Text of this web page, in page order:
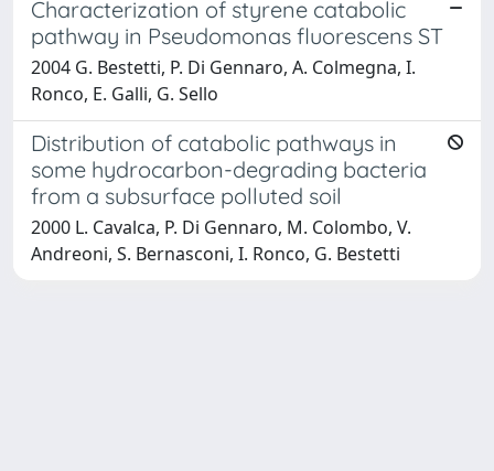
Characterization of styrene catabolic
pathway in Pseudomonas fluorescens ST
2004 G. Bestetti, P. Di Gennaro, A. Colmegna, I.
Ronco, E. Galli, G. Sello
Distribution of catabolic pathways in
some hydrocarbon-degrading bacteria
from a subsurface polluted soil
2000 L. Cavalca, P. Di Gennaro, M. Colombo, V.
Andreoni, S. Bernasconi, I. Ronco, G. Bestetti